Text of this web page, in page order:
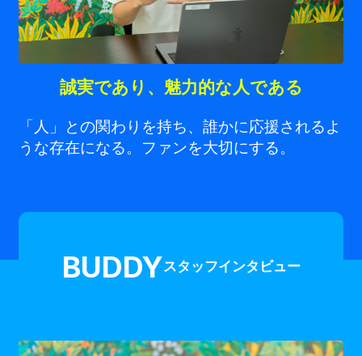
誠実であり、魅力的な人である
「人」との関わりを持ち、誰かに応援されるよ
うな存在になる。ファンを大切にする。
BUDDYスタッフインタビュー